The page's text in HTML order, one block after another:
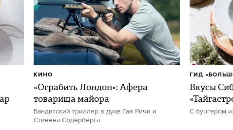
«Ограбить Лондон»: Афера
товарища майора
Бандитский триллер в духе Гая Ричи и
Стивена Содерберга
КИНО
Вкусы
С бургером
ГИД